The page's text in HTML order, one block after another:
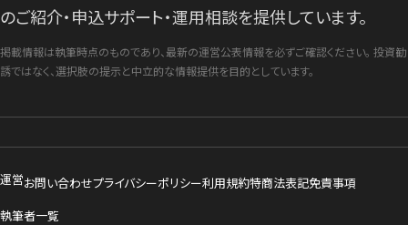
のご紹介・申込サポート・運用相談を提供しています。
掲載情報は執筆時点のものであり、最新の運営公表情報を必ずご確認ください。 投資勧
誘ではなく、選択肢の提示と中立的な情報提供を目的としています。
運営お問い合わせプライバシーポリシー利用規約特商法表記免責事項
執筆者一覧